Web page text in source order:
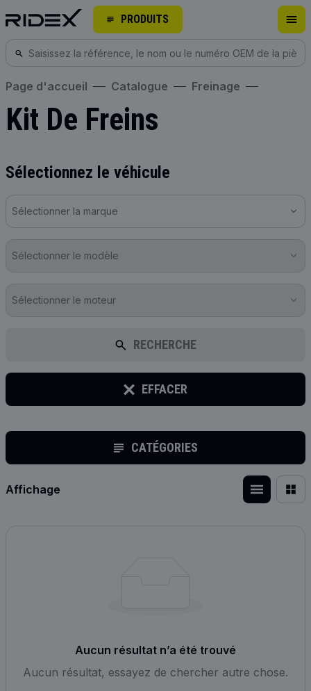
PRODUITS
Page d'accueil Catalogue Freinage
Kit De Freins
Sélectionnez le véhicule
Sélectionner la marque
Sélectionner le modèle
Sélectionner le moteur
RECHERCHE
EFFACER
CATÉGORIES
Affichage
Aucun résultat n’a été trouvé
Aucun résultat, essayez de chercher autre chose.